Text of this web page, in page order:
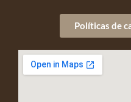
Políticas de